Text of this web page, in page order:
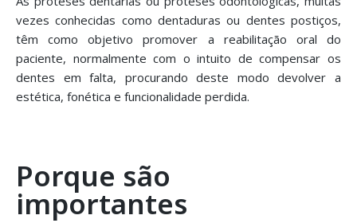
vezes conhecidas como dentaduras ou dentes postiços,
têm como objetivo promover a reabilitação oral do
paciente, normalmente com o intuito de compensar os
dentes em falta, procurando deste modo devolver a
estética, fonética e funcionalidade perdida.
Porque são
importantes